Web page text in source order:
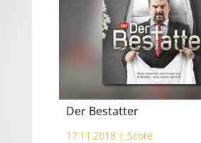
Der Bestatter
17.11.2018 | Score